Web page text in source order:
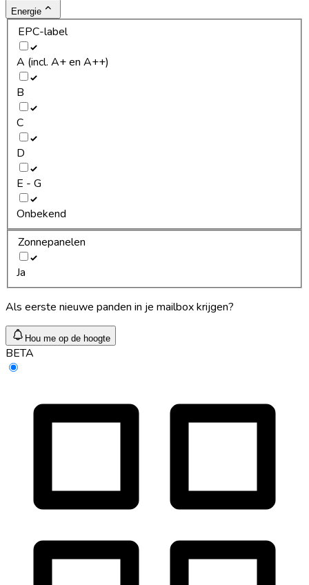
Energie
EPC-label
A (incl. A+ en A++)
B
C
D
E - G
Onbekend
Zonnepanelen
Ja
Als eerste nieuwe panden in je mailbox krijgen?
Hou me op de hoogte
BETA